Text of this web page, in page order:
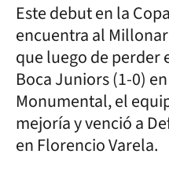
Este debut en la
encuentra al
que luego de perder
Boca Juniors (1-0)
Monumental, el
mejoría y venció a
en Florencio Varela.